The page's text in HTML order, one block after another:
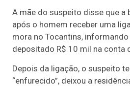
A mãe do suspeito disse que a
após o homem receber uma
mora no Tocantins, informando
depositado R$ 10 mil na conta
Depois da ligação, o suspeito
“enfurecido”, deixou a